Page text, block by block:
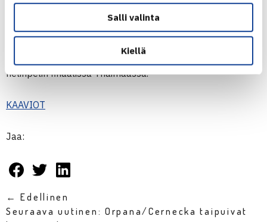
Salli valinta
Kiellä
Sezer. Kyseessä on Orpanan toinen
ammattilaisturnauksen finaalipaikka ja haussa on
ensimmäinen ammattilaisturnausvoitto. Viime vuoden
lokakuussa Orpana oli niin ikään $15,000 ITF-turnauksen
nelinpelin finaalissa Thaimaassa.
KAAVIOT
Jaa:
← Edellinen
Seuraava uutinen: Orpana/Cernecka taipuivat